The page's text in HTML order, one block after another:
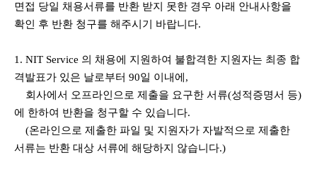
면접 당일 채용서류를 반환 받지 못한 경우 아래 안내사항을
확인 후 반환 청구를 해주시기 바랍니다.
1. NIT Service 의 채용에 지원하여 불합격한 지원자는 최종 합
격발표가 있은 날로부터 90일 이내에,
회사에서 오프라인으로 제출을 요구한 서류(성적증명서 등)
에 한하여 반환을 청구할 수 있습니다.
(온라인으로 제출한 파일 및 지원자가 자발적으로 제출한
서류는 반환 대상 서류에 해당하지 않습니다.)